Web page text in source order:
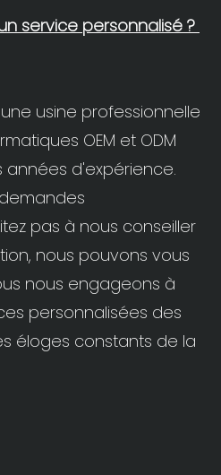
service personnalisé ?
usine professionnelle
OEM et ODM
d'expérience.
pas à nous conseiller
nous pouvons vous
nous engageons à
personnalisées des
éloges constants de la